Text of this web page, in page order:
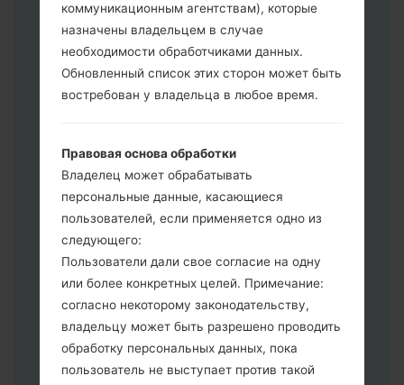
HOME_CSC _ ***: "Country & Region &
Operator"
Добавьте все файлы в программу Odin
3.
Если вы хотите прошить телефон и
выберите HOME_CSC _ *** для
сохранения Ваших данных.
Теперь выключите устройство и
войдите в "Download" режим. Все
методы как это сделать:
Нажмите и удерживайте клавиши:
питание, громкости и Bixbi.
Нажмите и удерживайте клавиши:
регулировки громкости. Подключив
телефон к ПК используя USB кабель.
Нажмите и удерживайте клавиши:
коммуникационным агентствам), которые
назначены владельцем в случае
необходимости обработчиками данных.
Обновленный список этих сторон может быть
востребован у владельца в любое время.
Правовая основа обработки
Владелец может обрабатывать
персональные данные, касающиеся
пользователей, если применяется одно из
следующего:
Пользователи дали свое согласие на одну
или более конкретных целей. Примечание:
согласно некоторому законодательству,
владельцу может быть разрешено проводить
обработку персональных данных, пока
пользователь не выступает против такой